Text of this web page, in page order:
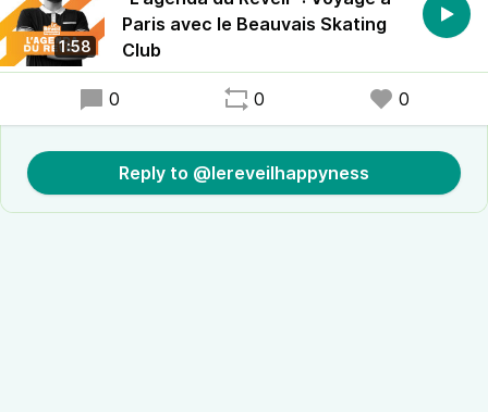
1:58
Paris avec le Beauvais Skating
Club
0 0 0
Reply to @lereveilhappyness